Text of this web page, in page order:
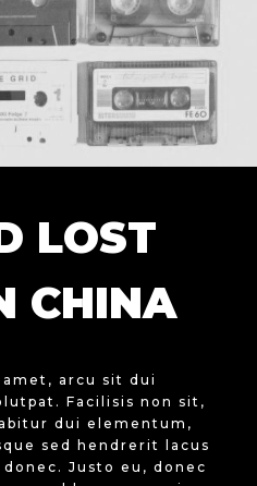
LOST
CHINA
arcu sit dui
Facilisis non sit,
dui elementum,
sed hendrerit lacus
Justo eu, donec